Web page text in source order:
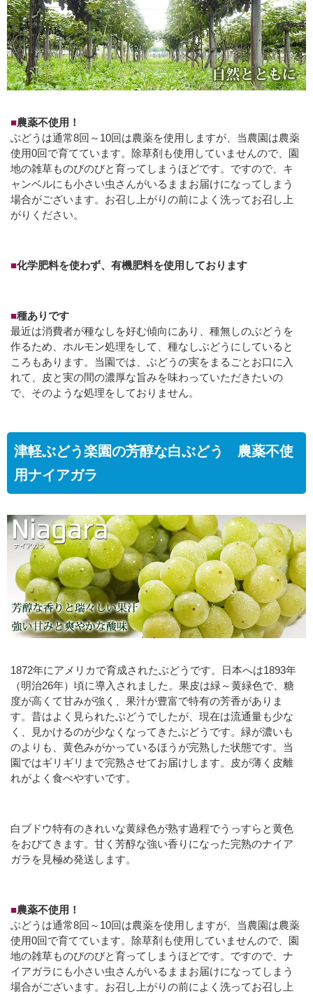
■農薬不使用！
ぶどうは通常8回～10回は農薬を使用しますが、当農園は農薬
使用0回で育てています。除草剤も使用していませんので、園
地の雑草ものびのびと育ってしまうほどです。ですので、キ
ャンベルにも小さい虫さんがいるままお届けになってしまう
場合がございます。お召し上がりの前によく洗ってお召し上
がりください。
■化学肥料を使わず、有機肥料を使用しております
■種ありです
最近は消費者が種なしを好む傾向にあり、種無しのぶどうを
作るため、ホルモン処理をして、種なしぶどうにしていると
ころもあります。当園では、ぶどうの実をまるごとお口に入
れて、皮と実の間の濃厚な旨みを味わっていただきたいの
で、そのような処理をしておりません。
津軽ぶどう楽園の芳醇な白ぶどう 農薬不使
用ナイアガラ
1872年にアメリカで育成されたぶどうです。日本へは1893年
（明治26年）頃に導入されました。果皮は緑～黄緑色で、糖
度が高くて甘みが強く、果汁が豊富で特有の芳香がありま
す。昔はよく見られたぶどうでしたが、現在は流通量も少な
く、見かけるのが少なくなってきたぶどうです。緑が濃いも
のよりも、黄色みがかっているほうが完熟した状態です。当
園ではギリギリまで完熟させてお届けします。皮が薄く皮離
れがよく食べやすいです。
白ブドウ特有のきれいな黄緑色が熟す過程でうっすらと黄色
をおびてきます。甘く芳醇な強い香りになった完熟のナイア
ガラを見極め発送します。
■農薬不使用！
ぶどうは通常8回～10回は農薬を使用しますが、当農園は農薬
使用0回で育てています。除草剤も使用していませんので、園
地の雑草ものびのびと育ってしまうほどです。ですので、ナ
イアガラにも小さい虫さんがいるままお届けになってしまう
場合がございます。お召し上がりの前によく洗ってお召し上